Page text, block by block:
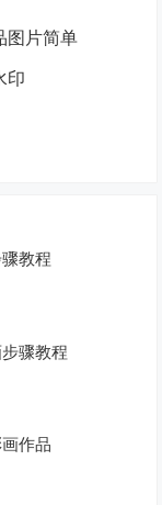
图片简单
印
教程
骤教程
作品